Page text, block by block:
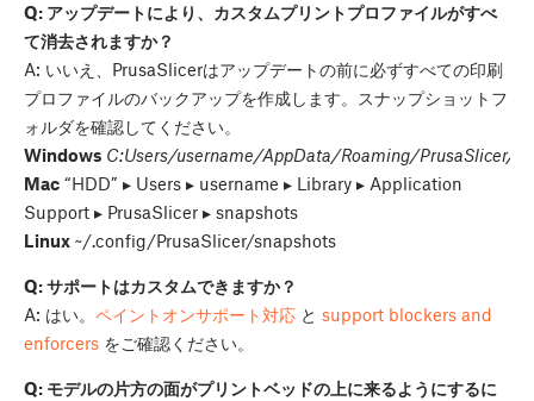
Q: アップデートにより、カスタムプリントプロファイルがすべ
て消去されますか？
A: いいえ、PrusaSlicerはアップデートの前に必ずすべての印刷
プロファイルのバックアップを作成します。スナップショットフ
ォルダを確認してください。
Windows C:Users/username/AppData/Roaming/PrusaSlicer/
Mac “HDD” ▸ ⁨Users⁩ ▸ ⁨username⁩ ▸ ⁨Library⁩ ▸ ⁨Application
Support⁩ ▸ ⁨PrusaSlicer⁩ ▸ snapshots
Linux ~/.config/PrusaSlicer/snapshots
Q: サポートはカスタムできますか？
A: はい。 ペイントオンサポート対応 と support blockers and
enforcers をご確認ください。
Q: モデルの片方の面がプリントベッドの上に来るようにするに